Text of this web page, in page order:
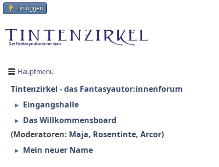
Einloggen
Hauptmenü
Tintenzirkel - das Fantasyautor:innenforum
► Eingangshalle
►
Das Willkommensboard
(Moderatoren: Maja, Rosentinte, Arcor)
► Mein neuer Name